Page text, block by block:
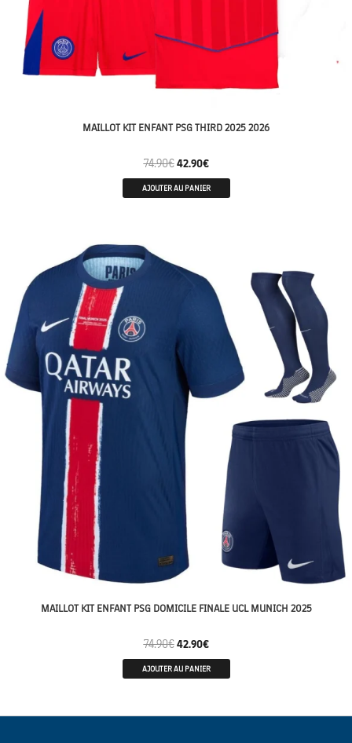
MAILLOT KIT ENFANT PSG THIRD 2025 2026
74.90€ 42.90€
AJOUTER AU PANIER
MAILLOT KIT ENFANT PSG DOMICILE FINALE UCL MUNICH 2025
74.90€ 42.90€
AJOUTER AU PANIER